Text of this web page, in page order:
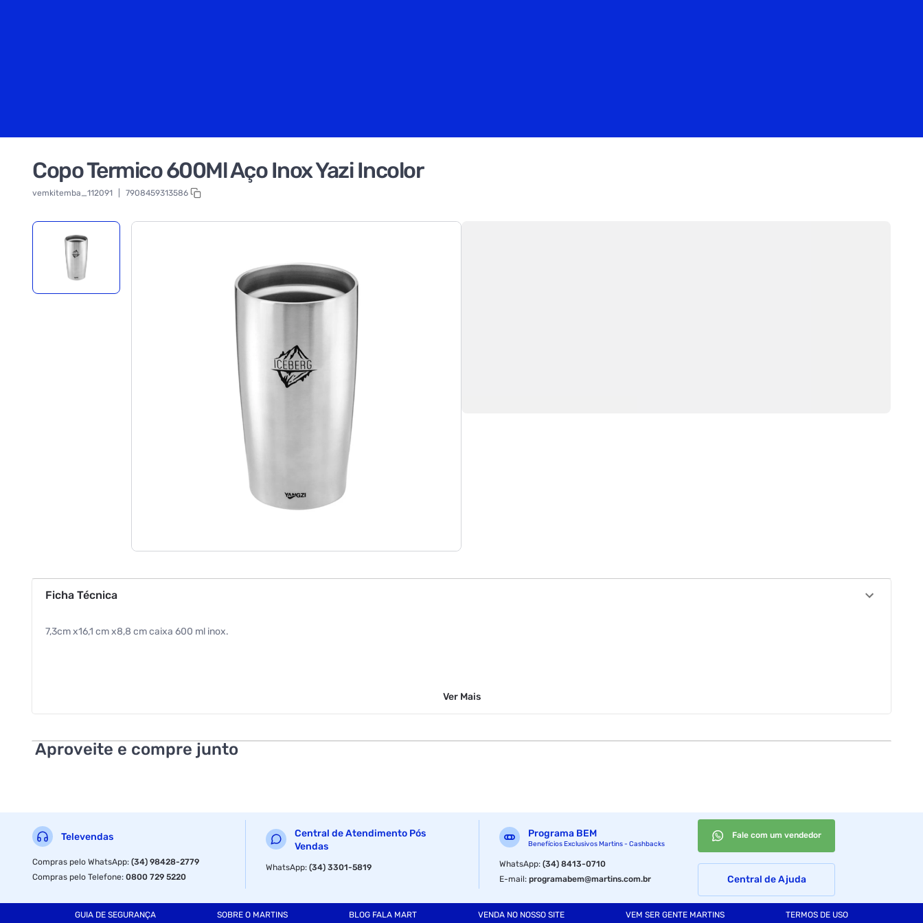
Copo Termico 600Ml Aço Inox Yazi Incolor
vemkitemba_112091 7908459313586
Ficha Técnica
7,3cm x16,1 cm x8,8 cm caixa 600 ml inox.
Ver Mais
Aproveite e compre junto
Televendas
Compras pelo WhatsApp:(34) 98428-2779
Compras pelo Telefone:0800 729 5220
Central de Atendimento Pós
Vendas
WhatsApp:(34) 3301-5819
Programa BEM
Benefícios Exclusivos Martins - Cashbacks
WhatsApp:(34) 8413-0710
E-mail:programabem@martins.com.br
Fale com um vendedor
Central de Ajuda
GUIA DE SEGURANÇA SOBRE O MARTINS BLOG FALA MART VENDA NO NOSSO SITE VEM SER GENTE MARTINS TERMOS DE USO